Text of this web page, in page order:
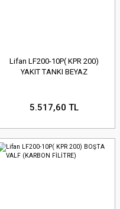
Lifan LF200-10P( KPR 200)
YAKIT TANKI BEYAZ
5.517,60 TL